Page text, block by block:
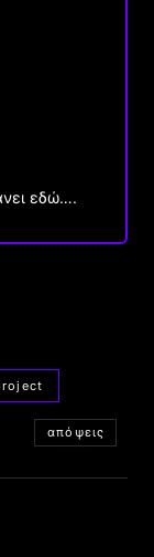
εδώ….
απόψεις